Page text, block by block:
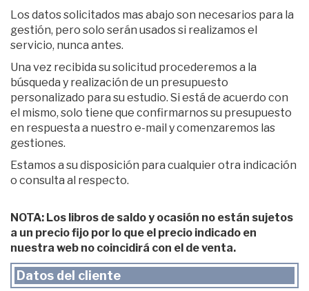
Los datos solicitados mas abajo son necesarios para la
gestión, pero solo serán usados si realizamos el
servicio, nunca antes.
Una vez recibida su solicitud procederemos a la
búsqueda y realización de un presupuesto
personalizado para su estudio. Si está de acuerdo con
el mismo, solo tiene que confirmarnos su presupuesto
en respuesta a nuestro e-mail y comenzaremos las
gestiones.
Estamos a su disposición para cualquier otra indicación
o consulta al respecto.
NOTA: Los libros de saldo y ocasión no están sujetos
a un precio fijo por lo que el precio indicado en
nuestra web no coincidirá con el de venta.
Datos del cliente